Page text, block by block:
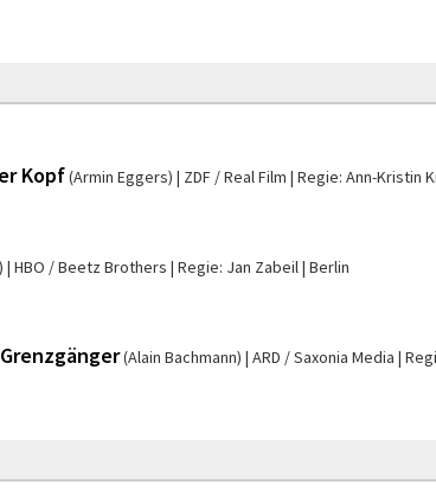
Kopf(Armin Eggers) ZDF / Real Film Regie: Ann-Kristin
HBO / Beetz Brothers Regie: Jan Zabeil Berlin
(Alain Bachmann) ARD / Saxonia Media